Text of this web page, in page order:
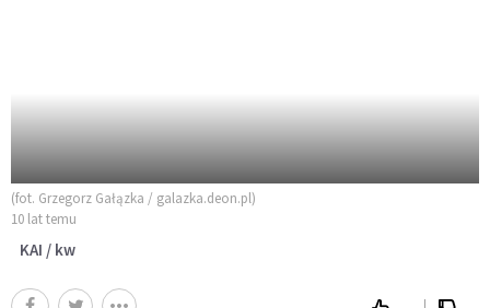
(fot. Grzegorz Gałązka / galazka.deon.pl)
10 lat temu
KAI / kw